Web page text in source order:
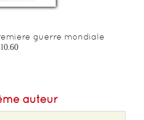
guerre mondiale
auteur